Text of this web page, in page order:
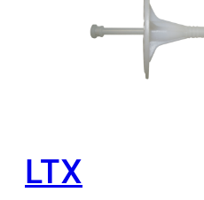
LTX